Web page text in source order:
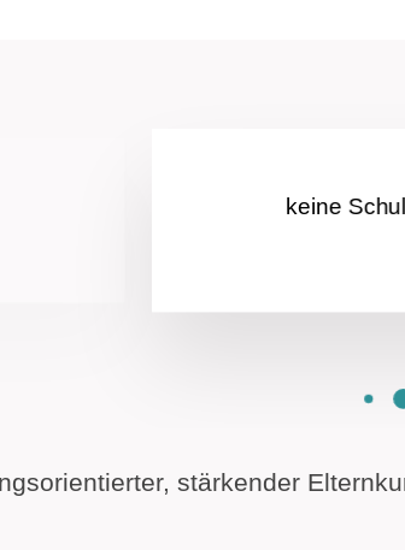
kein „So
stärkender